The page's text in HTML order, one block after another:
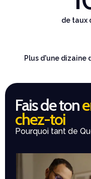
de taux
Plus d'une dizaine
Fais de ton
chez-toi
Pourquoi tant de